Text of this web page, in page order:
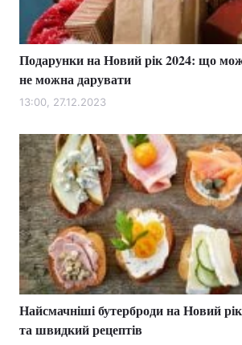
Подарунки на Новий рік 2024: що
не можна дарувати
13:00, 27.12.2023
Найсмачніші бутерброди на Новий
та швидкий рецептів